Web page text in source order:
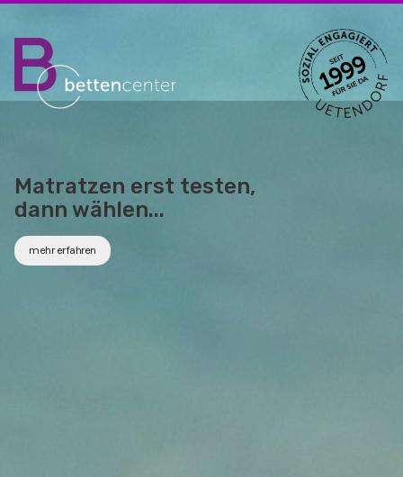
Matratzen erst testen,
dann wählen...
mehr erfahren